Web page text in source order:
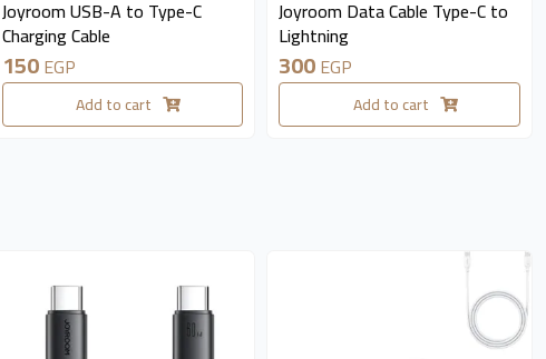
Joyroom USB-A to Type-C
Charging Cable
150EGP
Add to cart
Joyroom Data Cable Type-C to
Lightning
300EGP
Add to cart